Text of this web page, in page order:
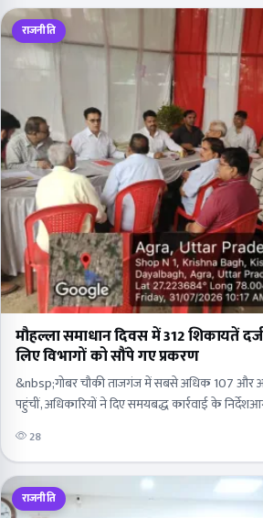
राजनीति
मौहल्ला समाधान दिवस में 312 शिकायतें
लिए विभागों को सौंपे गए प्रकरण
&nbsp;गोबर चौकी ताजगंज में सबसे अधिक 107 और
पहुंचीं, अधिकारियों ने दिए समयबद्ध कार्रवाई के
शहरवासियों की समस्याओं का उनके…
28
राजनीति